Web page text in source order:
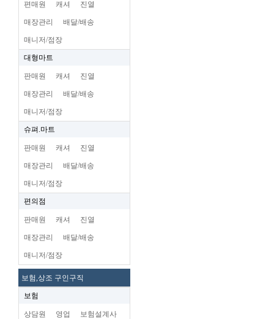
편매원 캐셔 진열
매장관리 배달/배송
매니저/점장
대형마트
판매원 캐셔 진열
매장관리 배달/배송
매니저/점장
슈펴.마트
판매원 캐셔 진열
매장관리 배달/배송
매니저/점장
편의점
판매원 캐셔 진열
매장관리 배달/배송
매니저/점장
보험,상조 구인구직
보험
상담원 영업 보험설계사